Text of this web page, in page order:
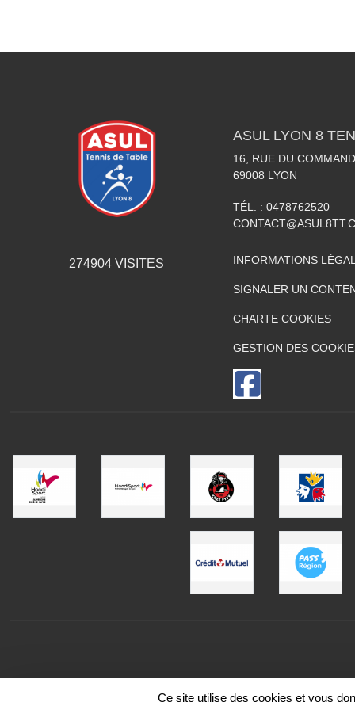
274904 VISITES
ASUL LYON 8
16, RUE DU
69008 LYON
TÉL. : 0478762520
INFORMATIONS
SIGNALER UN
CHARTE COOKIES
GESTION DES
Ce site utilise des cookies et vous